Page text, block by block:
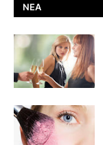
ΝΈΑ